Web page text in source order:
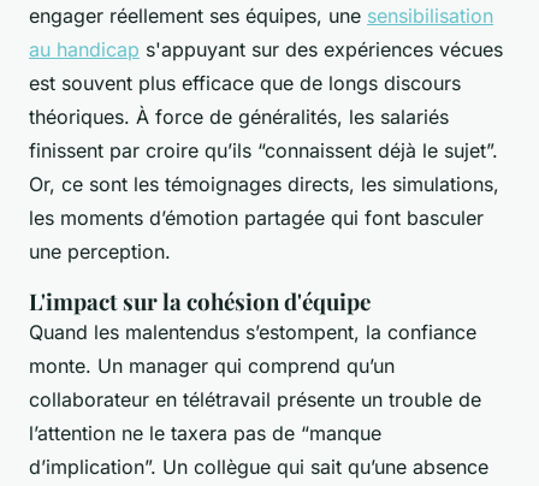
engager réellement ses équipes, une sensibilisation
au handicap s'appuyant sur des expériences vécues
est souvent plus efficace que de longs discours
théoriques. À force de généralités, les salariés
finissent par croire qu’ils “connaissent déjà le sujet”.
Or, ce sont les témoignages directs, les simulations,
les moments d’émotion partagée qui font basculer
une perception.
L'impact sur la cohésion d'équipe
Quand les malentendus s’estompent, la confiance
monte. Un manager qui comprend qu’un
collaborateur en télétravail présente un trouble de
l’attention ne le taxera pas de “manque
d’implication”. Un collègue qui sait qu’une absence